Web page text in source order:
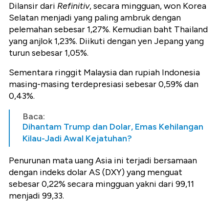
Dilansir dari Refinitiv, secara mingguan, won Korea
Selatan menjadi yang paling ambruk dengan
pelemahan sebesar 1,27%. Kemudian baht Thailand
yang anjlok 1,23%. Diikuti dengan yen Jepang yang
turun sebesar 1,05%.
Sementara ringgit Malaysia dan rupiah Indonesia
masing-masing terdepresiasi sebesar 0,59% dan
0,43%.
Baca:
Dihantam Trump dan Dolar, Emas Kehilangan
Kilau-Jadi Awal Kejatuhan?
Penurunan mata uang Asia ini terjadi bersamaan
dengan indeks dolar AS (DXY) yang menguat
sebesar 0,22% secara mingguan yakni dari 99,11
menjadi 99,33.